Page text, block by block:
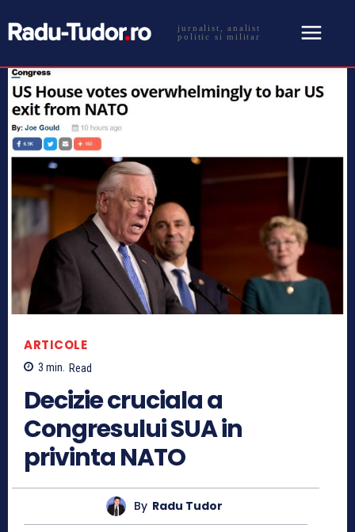
jurnalist, analist
politic si militar
ARTICOLE
3 min. Read
Decizie cruciala a
Congresului SUA in
privinta NATO
By Radu Tudor